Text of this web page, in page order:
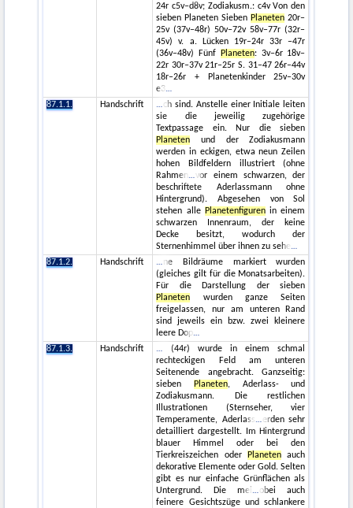
24r c5v–d8v; Zodiakusm.: c4v Von den
sieben Planeten Sieben Planeten 20r–
25v (37v–48r) 50v–72v 58v–77r (32r–
45v) v. a. Lücken 19r–24r 33r –47r
(36v–48v) Fünf
Planeten: 3v–6r 18v–
22r 30r–37v 21r–25r S. 31–47 26r–44v
18r–26r + Planetenkinder 25v–30v
e3
87.1.1.
Handschrift
ch sind. Anstelle einer Initiale leiten
sie die jeweilig zugehörige
Textpassage ein. Nur die sieben
Planeten und der Zodiakusmann
werden in eckigen, etwa neun Zeilen
hohen Bildfeldern illustriert (ohne
Rahmen
vor einem schwarzen, der
beschriftete Aderlassmann ohne
Hintergrund). Abgesehen von Sol
stehen alle Planetenfigurenin einem
schwarzen Innenraum, der keine
Decke besitzt, wodurch der
Sternenhimmel über ihnen zu sehe
87.1.2.
Handschrift
ne Bildräume markiert wurden
(gleiches gilt für die Monatsarbeiten).
Für die Darstellung der sieben
Planeten wurden ganze Seiten
freigelassen, nur am unteren Rand
sind jeweils ein bzw. zwei kleinere
leere Dop
87.1.3.
Handschrift
(44r) wurde in einem schmal
rechteckigen Feld am unteren
Seitenende angebracht. Ganzseitig:
sieben
Planeten, Aderlass- und
Zodiakusmann. Die restlichen
Illustrationen (Sternseher, vier
Temperamente, Aderlass
erden sehr
detailliert dargestellt. Im Hintergrund
blauer Himmel oder bei den
Tierkreiszeichen oder
Planetenauch
dekorative Elemente oder Gold. Selten
gibt es nur einfache Grünflächen als
Untergrund. Die mei
obei auch
feinere Gesichtszüge und schlankere